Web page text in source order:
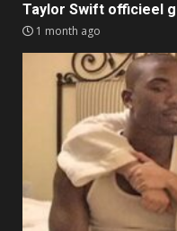
Taylor Swift officieel
1 month ago